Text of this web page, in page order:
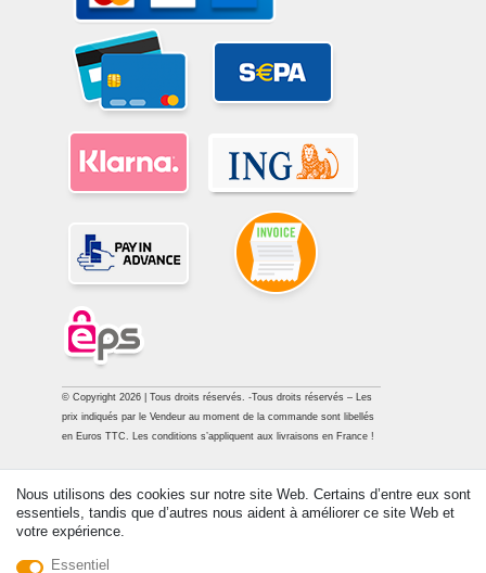
© Copyright 2026 | Tous droits réservés. -Tous droits réservés – Les
prix indiqués par le Vendeur au moment de la commande sont libellés
en Euros TTC. Les conditions s’appliquent aux livraisons en France !
Nous utilisons des cookies sur notre site Web. Certains d’entre eux sont
essentiels, tandis que d’autres nous aident à améliorer ce site Web et
votre expérience.
Essentiel
Rétracter le contrat ici Contact